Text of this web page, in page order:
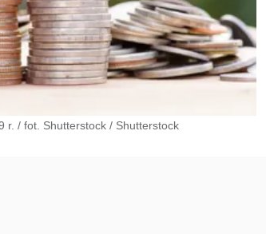
r. / fot. Shutterstock / Shutterstock